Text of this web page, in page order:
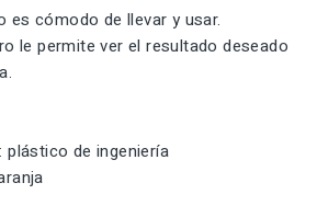
es cómodo de llevar y usar.
le permite ver el resultado deseado
de ingeniería